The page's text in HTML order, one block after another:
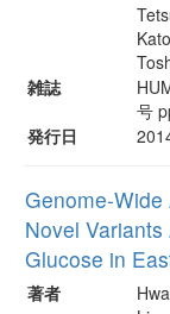
雑誌
号
発行日
Genome-
Novel
Glucose in
著者